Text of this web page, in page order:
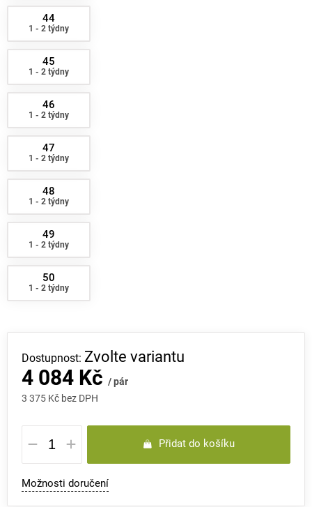
44
1 - 2 týdny
45
1 - 2 týdny
46
1 - 2 týdny
47
1 - 2 týdny
48
1 - 2 týdny
49
1 - 2 týdny
50
1 - 2 týdny
4 084 Kč / pár
3 375 Kč bez DPH
Měrná
cena:
Zvolte variantu
Přidat do košíku
Možnosti doručení